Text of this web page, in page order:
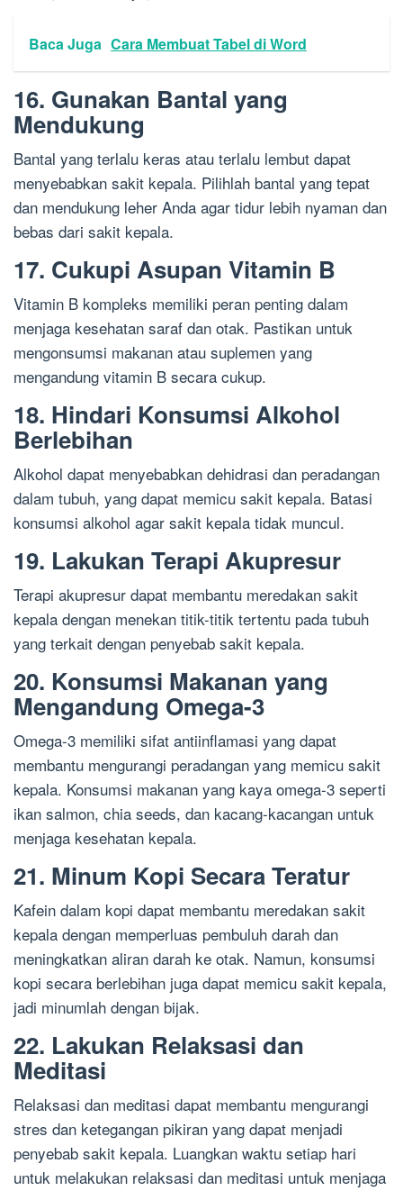
Baca Juga Cara Membuat Tabel di Word
16. Gunakan Bantal yang
Mendukung
Bantal yang terlalu keras atau terlalu lembut dapat
menyebabkan sakit kepala. Pilihlah bantal yang tepat
dan mendukung leher Anda agar tidur lebih nyaman dan
bebas dari sakit kepala.
17. Cukupi Asupan Vitamin B
Vitamin B kompleks memiliki peran penting dalam
menjaga kesehatan saraf dan otak. Pastikan untuk
mengonsumsi makanan atau suplemen yang
mengandung vitamin B secara cukup.
18. Hindari Konsumsi Alkohol
Berlebihan
Alkohol dapat menyebabkan dehidrasi dan peradangan
dalam tubuh, yang dapat memicu sakit kepala. Batasi
konsumsi alkohol agar sakit kepala tidak muncul.
19. Lakukan Terapi Akupresur
Terapi akupresur dapat membantu meredakan sakit
kepala dengan menekan titik-titik tertentu pada tubuh
yang terkait dengan penyebab sakit kepala.
20. Konsumsi Makanan yang
Mengandung Omega-3
Omega-3 memiliki sifat antiinflamasi yang dapat
membantu mengurangi peradangan yang memicu sakit
kepala. Konsumsi makanan yang kaya omega-3 seperti
ikan salmon, chia seeds, dan kacang-kacangan untuk
menjaga kesehatan kepala.
21. Minum Kopi Secara Teratur
Kafein dalam kopi dapat membantu meredakan sakit
kepala dengan memperluas pembuluh darah dan
meningkatkan aliran darah ke otak. Namun, konsumsi
kopi secara berlebihan juga dapat memicu sakit kepala,
jadi minumlah dengan bijak.
22. Lakukan Relaksasi dan
Meditasi
Relaksasi dan meditasi dapat membantu mengurangi
stres dan ketegangan pikiran yang dapat menjadi
penyebab sakit kepala. Luangkan waktu setiap hari
untuk melakukan relaksasi dan meditasi untuk menjaga